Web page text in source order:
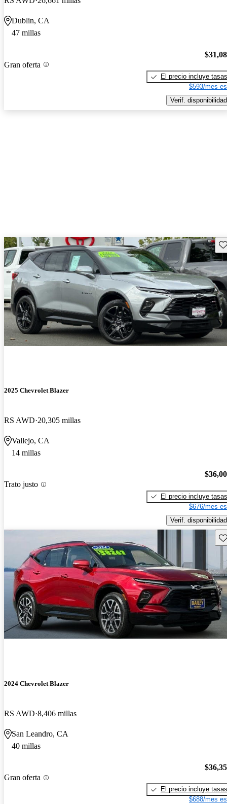
Dublin, CA
47 millas
Gran oferta
El precio incluye tasas
$593/mes
Verif. disponibilidad
2025 Chevrolet Blazer
RS AWD 20,305 millas
Vallejo, CA
14 millas
Trato justo
El precio incluye tasas
$676/mes
Verif. disponibilidad
2024 Chevrolet Blazer
RS AWD 8,406 millas
San Leandro, CA
40 millas
Gran oferta
El precio incluye tasas
$688/mes